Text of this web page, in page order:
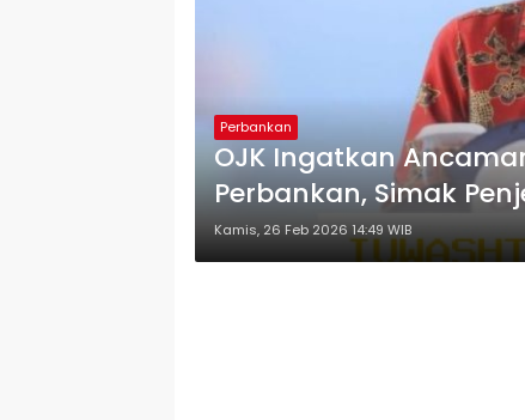
Perbankan
OJK Ingatkan
Perbankan, Simak
Kamis, 26 Feb 2026 14:49 WIB